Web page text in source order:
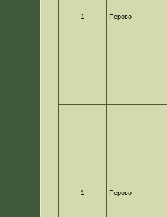
1 Перово
1 Перово